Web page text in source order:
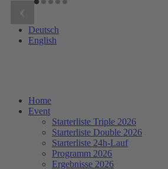
Deutsch
English
Home
Event
Starterliste Triple 2026
Starterliste Double 2026
Starterliste 24h-Lauf
Programm 2026
Ergebnisse 2026